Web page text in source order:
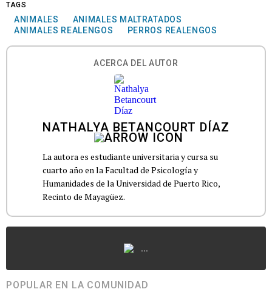
TAGS
ANIMALES
ANIMALES MALTRATADOS
ANIMALES REALENGOS
PERROS REALENGOS
ACERCA DEL AUTOR
NATHALYA BETANCOURT DÍAZ
La autora es estudiante universitaria y cursa su
cuarto año en la Facultad de Psicología y
Humanidades de la Universidad de Puerto Rico,
Recinto de Mayagüez.
...
POPULAR EN LA COMUNIDAD